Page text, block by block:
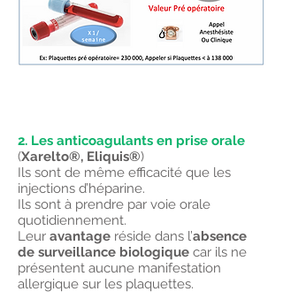
2. Les anticoagulants en prise orale
(Xarelto®, Eliquis®)
Ils sont de même efficacité que les
injections d’héparine.
Ils sont à prendre par voie orale
quotidiennement.
Leur avantage réside dans l’absence
de surveillance biologique car ils ne
présentent aucune manifestation
allergique sur les plaquettes.